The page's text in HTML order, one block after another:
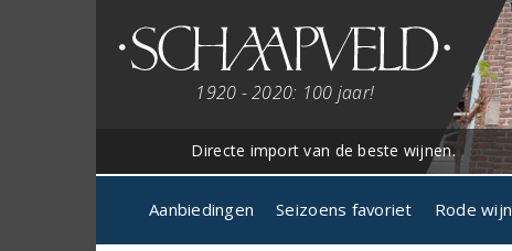
1920 - 2020: 100 jaar!
Directe import van de beste wijnen.
Aanbiedingen Seizoens favoriet Rode wijn